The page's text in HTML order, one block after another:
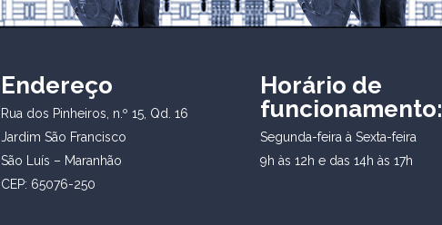
Endereço
Rua dos Pinheiros, n.º 15, Qd. 16
Jardim São Francisco
São Luís – Maranhão
CEP: 65076-250
Horário de
funcionamento:
Segunda-feira à Sexta-feira
9h às 12h e das 14h às 17h